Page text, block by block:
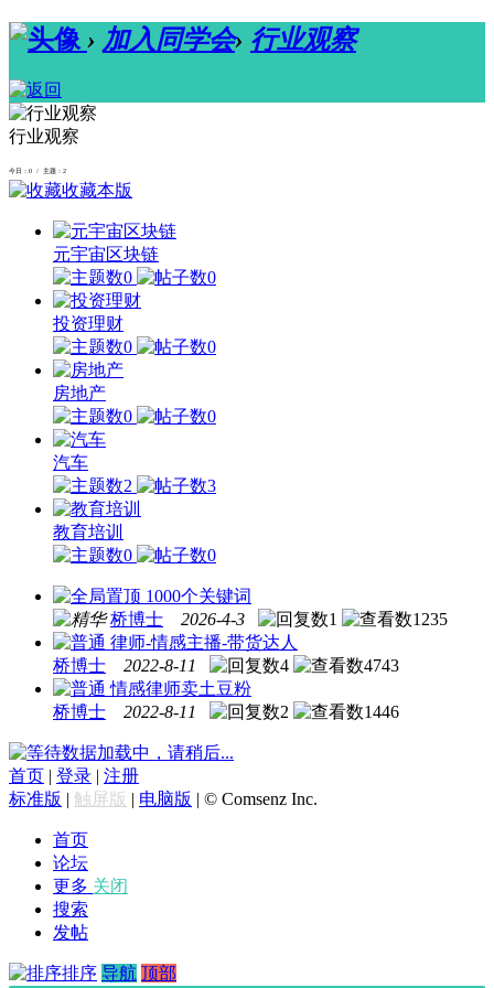
› 加入同学会› 行业观察
行业观察
今日：0 / 主题：2
收藏本版
元宇宙区块链
0
0
投资理财
0
0
房地产
0
0
汽车
2
3
教育培训
0
0
1000个关键词
桥博士
2026-4-3 1
1235
律师-情感主播-带货达人
桥博士
2022-8-11 4
4743
情感律师卖土豆粉
桥博士
2022-8-11 2 1446
数据加载中，请稍后...
首页 | 登录 | 注册
标准版 | 触屏版 | 电脑版 | © Comsenz Inc.
首页
论坛
更多 关闭
搜索
发帖
排序 导航 顶部